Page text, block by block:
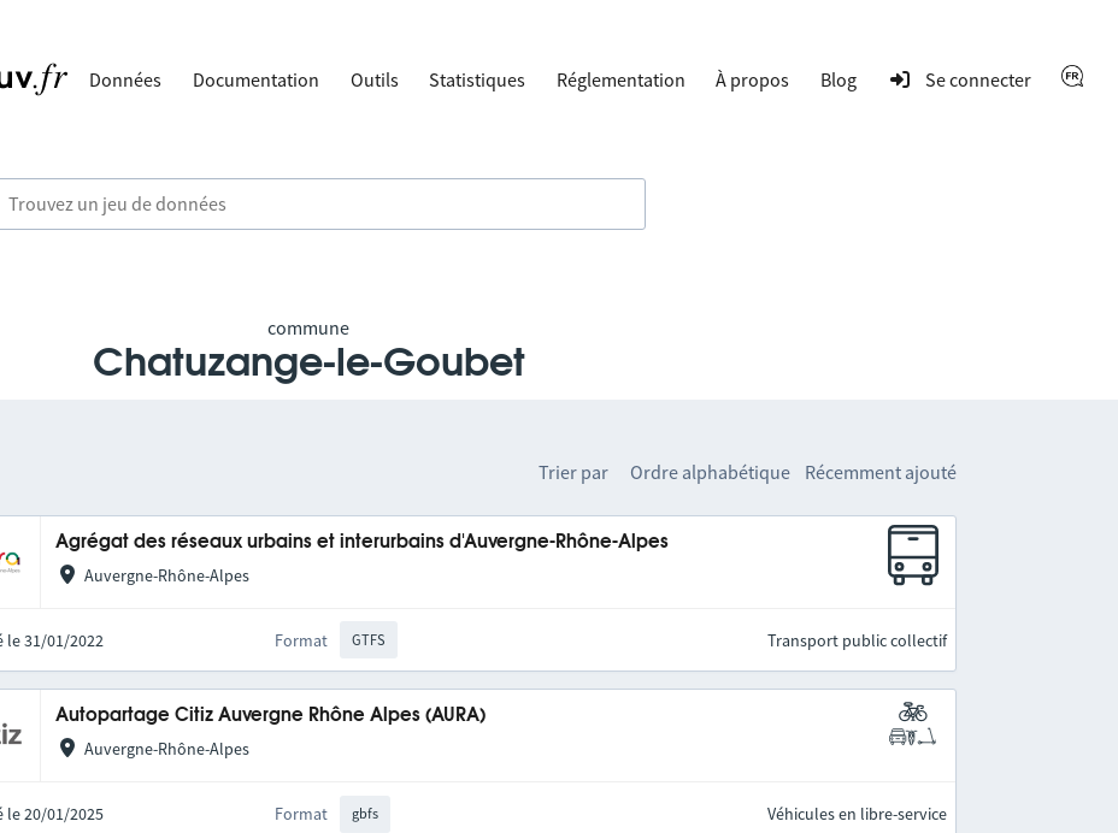
Données Documentation Outils Statistiques Réglementation À propos Blog Se connecter
commune
Chatuzange-le-Goubet
Trier par Ordre alphabétique Récemment ajouté
Agrégat des réseaux urbains et interurbains d'Auvergne-Rhône-Alpes
Auvergne-Rhône-Alpes
le 31/01/2022 Format GTFS Transport public collectif
Autopartage Citiz Auvergne Rhône Alpes (AURA)
Auvergne-Rhône-Alpes
le 20/01/2025 Format gbfs Véhicules en libre-service